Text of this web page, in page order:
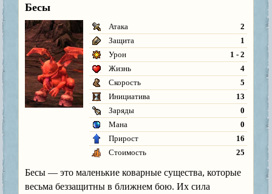
Бесы
Атака
2
Защита
1
Урон
1 - 2
Жизнь
4
Скорость
5
Инициатива
13
Заряды
0
Мана
0
Прирост
16
Стоимость
25
Бесы — это маленькие коварные существа, которые
весьма беззащитны в ближнем бою. Их сила